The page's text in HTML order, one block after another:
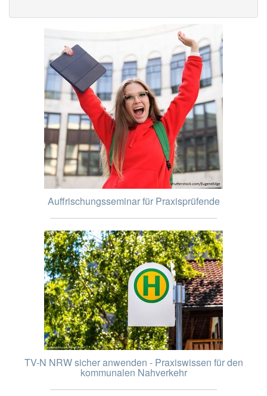
Auffrischungsseminar für Praxisprüfende
TV-N NRW sicher anwenden - Praxiswissen für den
kommunalen Nahverkehr